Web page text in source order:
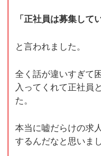
「正社員は募集して
と言われました。
全く話が違いすぎて
入ってくれて正社員
た。
本当に嘘だらけの求
するんだなと思いまし